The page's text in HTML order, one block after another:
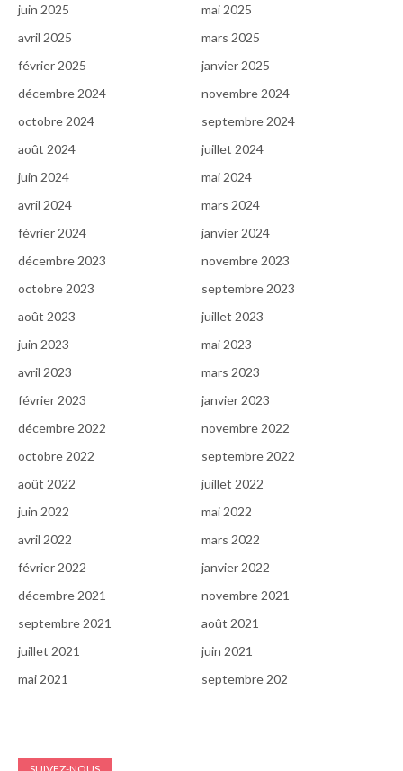
juin 2025
mai 2025
avril 2025
mars 2025
février 2025
janvier 2025
décembre 2024
novembre 2024
octobre 2024
septembre 2024
août 2024
juillet 2024
juin 2024
mai 2024
avril 2024
mars 2024
février 2024
janvier 2024
décembre 2023
novembre 2023
octobre 2023
septembre 2023
août 2023
juillet 2023
juin 2023
mai 2023
avril 2023
mars 2023
février 2023
janvier 2023
décembre 2022
novembre 2022
octobre 2022
septembre 2022
août 2022
juillet 2022
juin 2022
mai 2022
avril 2022
mars 2022
février 2022
janvier 2022
décembre 2021
novembre 2021
septembre 2021
août 2021
juillet 2021
juin 2021
mai 2021
septembre 202
SUIVEZ-NOUS